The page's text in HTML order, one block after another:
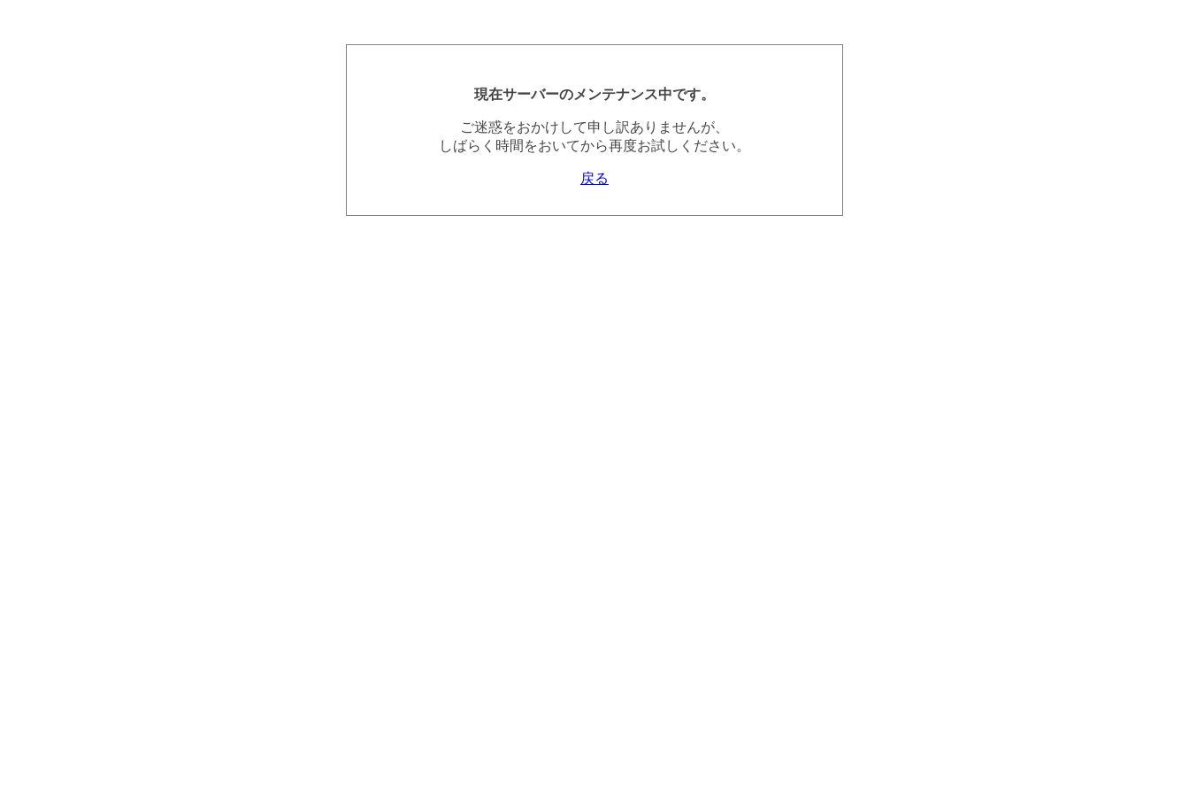
現在サーバーのメンテナンス中です。
ご迷惑をおかけして申し訳ありませんが、
しばらく時間をおいてから再度お試しください。
戻る